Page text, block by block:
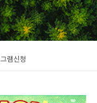
램신청